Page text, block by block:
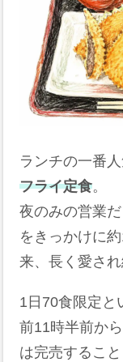
ランチの一番
フライ定食。
夜のみの営業
をきっかけに
来、長く愛さ
1日70食限定と
前11時半前か
は完売するこ